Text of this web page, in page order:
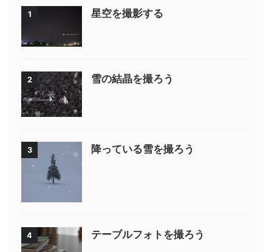
1 星空を撮影する
2 雪の結晶を撮ろう
3 降っている雪を撮ろう
4 テーブルフォトを撮ろう